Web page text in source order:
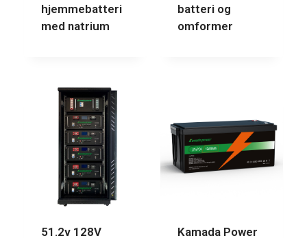
hjemmebatteri
med natrium
batteri og
omformer
51.2v 128V
Kamada Power